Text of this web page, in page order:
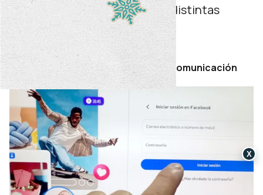
videojuegos, redes sociales y distintas
plataformas digitales.
domingo 21 de junio de 2026
Por Secretaría de Prensa y Comunicación
X